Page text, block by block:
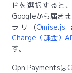
ドを選択すると
Googleから届き
ラリ (Omise.js
Charge（課金）
す。
Opn Paymentsは